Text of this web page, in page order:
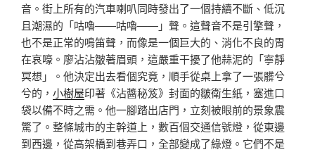
音。街上所有的汽車喇叭同時發出了一個持續不斷、低沉
且潮濕的「咕嚕——咕嚕——」聲。這聲音不是引擎聲，
也不是正常的鳴笛聲，而像是一個巨大的、消化不良的胃
在哀嚎。廖沾沾皺著眉頭，這嚴重干擾了他蒜泥的「寧靜
冥想」。他決定出去看個究竟，順手從桌上拿了一張髒兮
兮的， 小樹屋印著《沾醬秘笈》封面的皺衛生紙，塞進口
袋以備不時之需。他一腳踏出店門，立刻被眼前的景象震
驚了。整條城市的主幹道上，數百個交通信號燈，從東邊
到西邊，從高架橋到巷弄口，全部變成了綠燈。它們不是